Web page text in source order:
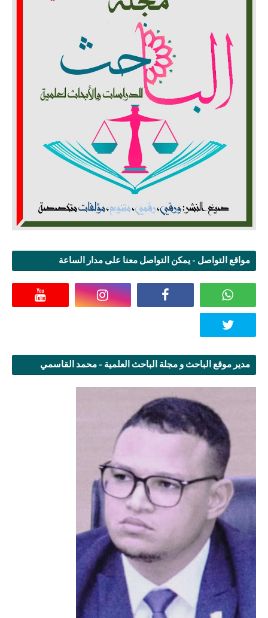
مواقع التواصل - يمكن التواصل معنا على مدار الساعة
مدير موقع الباحث و مجلة الباحث العلمية - محمد القاسمي